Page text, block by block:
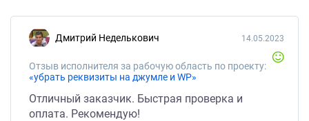
Дмитрий Неделькович
Отзыв исполнителя за рабочую область по проекту:
«убрать реквизиты на джумле и WP»
14.05.2023
Отличный заказчик. Быстрая проверка и
оплата. Рекомендую!